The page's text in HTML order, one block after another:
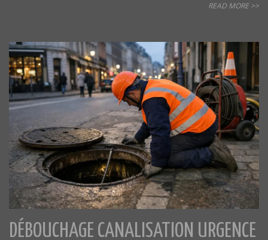
READ MORE >>
DÉBOUCHAGE CANALISATION URGENCE